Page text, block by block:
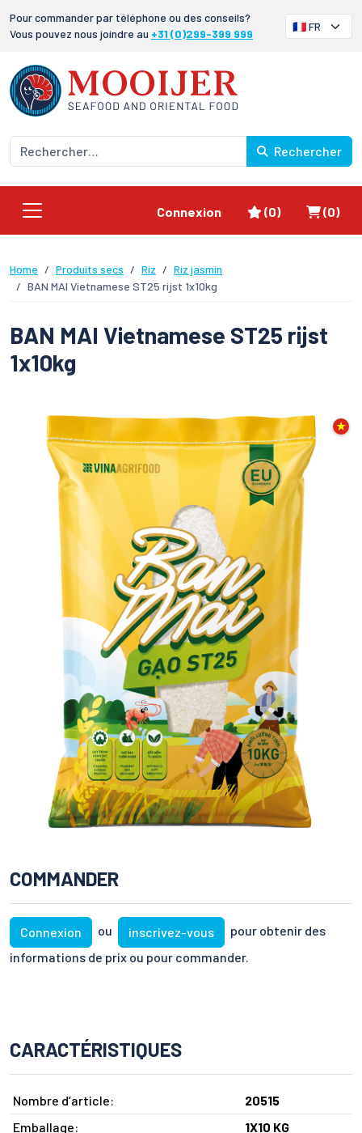
Pour commander par téléphone ou des conseils?
Vous pouvez nous joindre au +31 (0)299-399 999
Rechercher
Connexion Favoris
(0) Panier
(0)
Home Produits secs Riz
Riz jasmin
BAN MAI Vietnamese ST25 rijst 1x10kg
BAN MAI Vietnamese ST25 rijst
1x10kg
COMMANDER
Connexion ou inscrivez-vous
pour obtenir des
informations de prix ou pour commander.
CARACTÉRISTIQUES
Nombre d’article:
20515
Emballage:
1X10 KG